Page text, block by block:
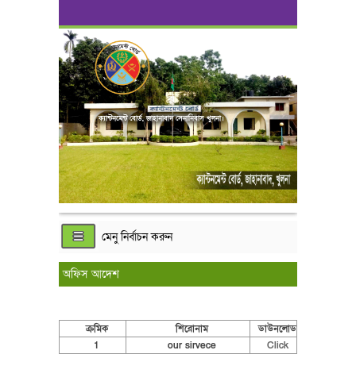
ক্যান্টনমেন্ট বোর্ড, জাহানাবাদ সেনানিবাস খুলনা।
মেনু নির্বাচন করুন
অফিস আদেশ
ক্রমিক শিরোনাম
ডাউনলোড
1
our sirvece Click